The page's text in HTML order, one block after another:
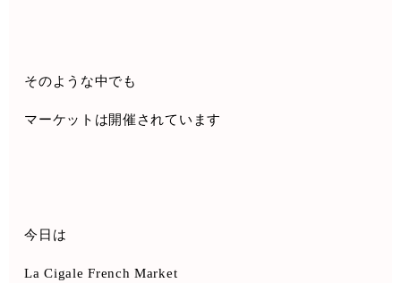
そのような中でも
マーケットは開催されています
今日は
La Cigale French Market